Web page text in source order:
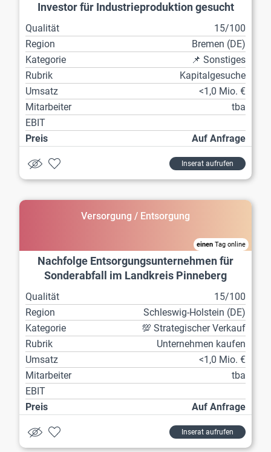
Investor für Industrieproduktion gesucht
Qualität
15/100
Region
Bremen (DE)
Kategorie
📌 Sonstiges
Rubrik
Kapitalgesuche
Umsatz
<1,0 Mio. €
Mitarbeiter
tba
EBIT
Preis
Auf Anfrage
Inserat aufrufen
Versorgung / Entsorgung
einen Tag online
Nachfolge Entsorgungsunternehmen für
Sonderabfall im Landkreis Pinneberg
Qualität
15/100
Region
Schleswig-Holstein (DE)
Kategorie
💯 Strategischer Verkauf
Rubrik
Unternehmen kaufen
Umsatz
<1,0 Mio. €
Mitarbeiter
tba
EBIT
Preis
Auf Anfrage
Inserat aufrufen